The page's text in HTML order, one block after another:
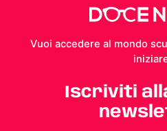
Vuoi accedere al mondo
Iscriviti